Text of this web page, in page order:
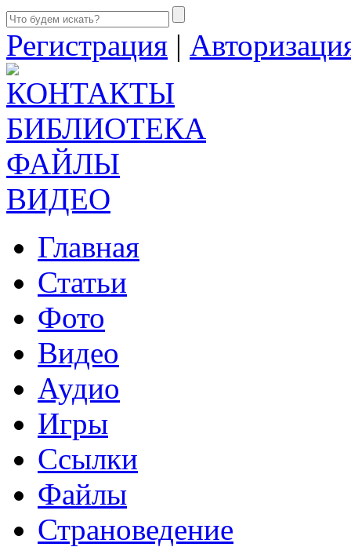
Регистрация |
КОНТАКТЫ
БИБЛИОТЕКА
ФАЙЛЫ
ВИДЕО
Главная
Статьи
Фото
Видео
Аудио
Игры
Ссылки
Файлы
Страноведение